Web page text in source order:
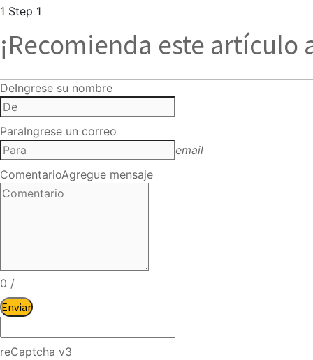
1 Step 1
¡Recomienda este artículo
DeIngrese su nombre
ParaIngrese un correo
email
ComentarioAgregue mensaje
0 /
Enviar
reCaptcha v3